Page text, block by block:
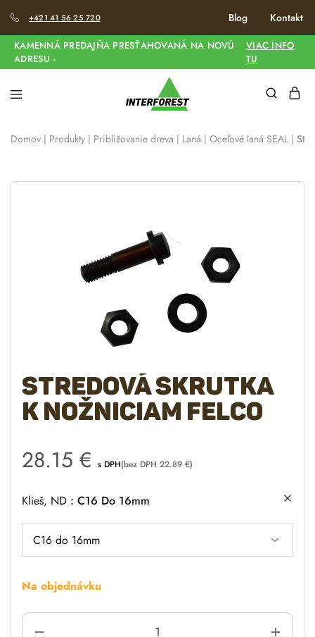
+421 41 56 25 720 Blog Kontakt
KAMENNÁ PREDAJŇA PRESŤAHOVANÁ NA NOVÚ
ADRESU -
VIAC INFO
TU
Domov | Produkty | Približovanie dreva | Laná | Oceľové laná SEAL |
Stredová skrutka
k nožniciam FELCO
28.15 € s DPH(bez DPH 22.89 €)
Klieš, ND C16 Do 16mm
Na objednávku